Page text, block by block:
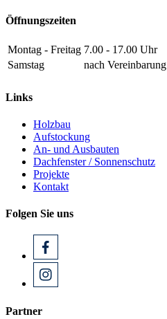
Öffnungszeiten
Montag - Freitag 7.00 - 17.00 Uhr
Samstag
nach Vereinbarung
Links
Holzbau
Aufstockung
An- und Ausbauten
Dachfenster / Sonnenschutz
Projekte
Kontakt
Folgen Sie uns
Partner